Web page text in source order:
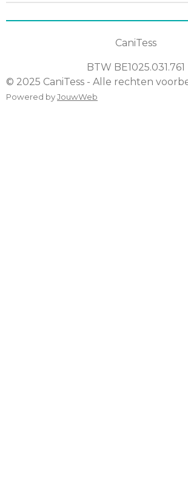
CaniTess
BTW BE1025.031.761
© 2025 CaniTess - Alle rechten
Powered byJouwWeb